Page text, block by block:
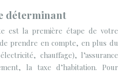
déterminant
est la première étape de votre
prendre en compte, en plus du
chauffage), l’assurance
la taxe d’habitation. Pour